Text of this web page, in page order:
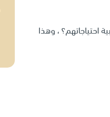
احتياجاتهم؟ ، وهذا